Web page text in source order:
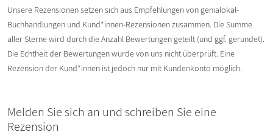
Unsere Rezensionen setzen sich aus Empfehlungen von genialokal-
Buchhandlungen und Kund*innen-Rezensionen zusammen. Die Summe
aller Sterne wird durch die Anzahl Bewertungen geteilt (und ggf. gerundet).
Die Echtheit der Bewertungen wurde von uns nicht überprüft. Eine
Rezension der Kund*innen ist jedoch nur mit Kundenkonto möglich.
Melden Sie sich an und schreiben Sie eine
Rezension